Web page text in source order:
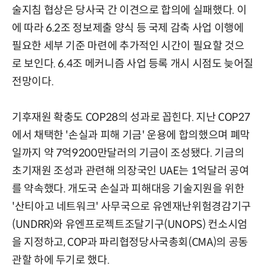
술지침 협상은 당사국 간 이견으로 합의에 실패했다. 이
에 따라 6.2조 정보제출 양식 등 국제 감축 사업 이행에
필요한 세부 기준 마련에 추가적인 시간이 필요할 것으
로 보인다. 6.4조 메커니즘 사업 등록 개시 시점도 늦어질
전망이다.
기후재원 확충도 COP28의 성과로 꼽힌다. 지난 COP27
에서 채택한 '손실과 피해 기금' 운용에 합의했으며 폐막
일까지 약 7억9200만달러의 기금이 조성됐다. 기금의
초기재원 조성과 관련해 의장국인 UAE는 1억달러 공여
를 약속했다. 개도국 손실과 피해대응 기술지원을 위한
'산티아고 네트워크' 사무국으로 유엔재난위험경감기구
(UNDRR)와 유엔프로젝트조달기구(UNOPS) 컨소시엄
을 지정하고, COP과 파리협정당사국총회(CMA)의 공동
관할 하에 두기로 했다.